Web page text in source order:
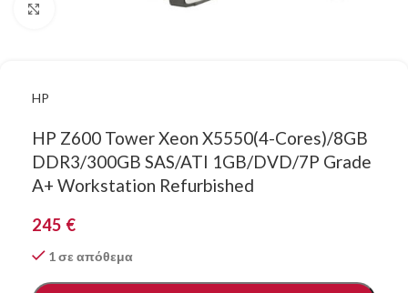
Κάντε κλικ για μεγέθυνση
HP
HP Z600 Tower Xeon X5550(4-Cores)/8GB
DDR3/300GB SAS/ATI 1GB/DVD/7P Grade
A+ Workstation Refurbished
245 €
1 σε απόθεμα